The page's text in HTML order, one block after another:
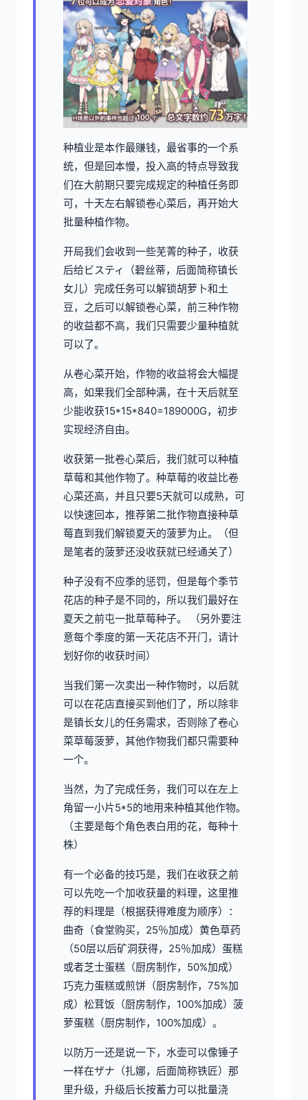
种植业是本作最赚钱，最省事的一个系
统，但是回本慢，投入高的特点导致我
们在大前期只要完成规定的种植任务即
可，十天左右解锁卷心菜后，再开始大
批量种植作物。
开局我们会收到一些芜菁的种子，收获
后给ビスティ（碧丝蒂，后面简称镇长
女儿）完成任务可以解锁胡萝卜和土
豆，之后可以解锁卷心菜，前三种作物
的收益都不高，我们只需要少量种植就
可以了。
从卷心菜开始，作物的收益将会大幅提
高，如果我们全部种满，在十天后就至
少能收获15*15*840=189000G，初步
实现经济自由。
收获第一批卷心菜后，我们就可以种植
草莓和其他作物了。种草莓的收益比卷
心菜还高，并且只要5天就可以成熟，可
以快速回本，推荐第二批作物直接种草
莓直到我们解锁夏天的菠萝为止。（但
是笔者的菠萝还没收获就已经通关了）
种子没有不应季的惩罚，但是每个季节
花店的种子是不同的，所以我们最好在
夏天之前屯一批草莓种子。 （另外要注
意每个季度的第一天花店不开门，请计
划好你的收获时间）
当我们第一次卖出一种作物时，以后就
可以在花店直接买到他们了，所以除非
是镇长女儿的任务需求，否则除了卷心
菜草莓菠萝，其他作物我们都只需要种
一个。
当然，为了完成任务，我们可以在左上
角留一小片5*5的地用来种植其他作物。
（主要是每个角色表白用的花，每种十
株）
有一个必备的技巧是，我们在收获之前
可以先吃一个加收获量的料理，这里推
荐的料理是（根据获得难度为顺序）：
曲奇（食堂购买，25％加成）黄色草药
（50层以后矿洞获得，25％加成）蛋糕
或者芝士蛋糕（厨房制作，50%加成）
巧克力蛋糕或煎饼（厨房制作，75%加
成）松茸饭（厨房制作，100%加成）菠
萝蛋糕（厨房制作，100%加成）。
以防万一还是说一下，水壶可以像锤子
一样在ザナ（扎娜，后面简称铁匠）那
里升级，升级后长按蓄力可以批量浇